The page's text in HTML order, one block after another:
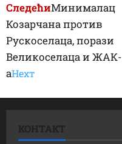
СледећиМинималац
Козарчана против
Рускоселаца, порази
Великоселаца и ЖАК-
аНеxт
КОНТАКТ